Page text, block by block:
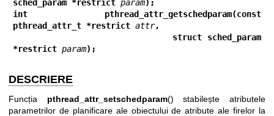
sched_param *restrict param);
int pthread_attr_getschedparam(const
pthread_attr_t *restrict attr,
*restrict param);
DESCRIERE
Funcția pthread_attr_setschedparam() stabilește atributele
parametrilor de planificare ale obiectului de atribute ale firelor la